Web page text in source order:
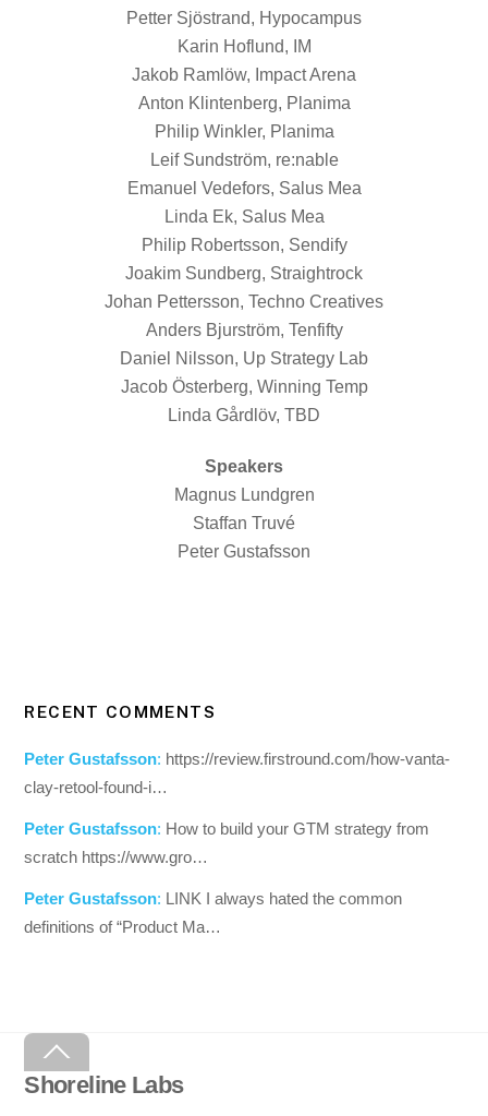
Petter Sjöstrand, Hypocampus
Karin Hoflund, IM
Jakob Ramlöw, Impact Arena
Anton Klintenberg, Planima
Philip Winkler, Planima
Leif Sundström, re:nable
Emanuel Vedefors, Salus Mea
Linda Ek, Salus Mea
Philip Robertsson, Sendify
Joakim Sundberg, Straightrock
Johan Pettersson, Techno Creatives
Anders Bjurström, Tenfifty
Daniel Nilsson, Up Strategy Lab
Jacob Österberg, Winning Temp
Linda Gårdlöv, TBD
Speakers
Magnus Lundgren
Staffan Truvé
Peter Gustafsson
RECENT COMMENTS
Peter Gustafsson: https://review.firstround.com/how-vanta-
clay-retool-found-i…
Peter Gustafsson: How to build your GTM strategy from
scratch https://www.gro…
Peter Gustafsson: LINK I always hated the common
definitions of “Product Ma…
Back
Top
Shoreline Labs